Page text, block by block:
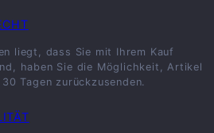
liegt, dass Sie mit Ihrem Kauf
haben Sie die Möglichkeit, Artikel
Tagen zurückzusenden.